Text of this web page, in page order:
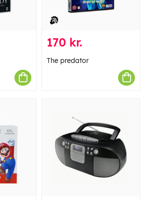
170 kr.
The predator